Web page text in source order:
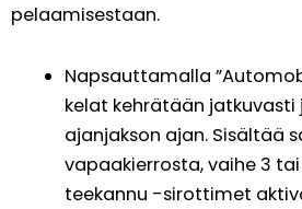
pelaamisestaan.
Napsauttamalla
kelat kehrätään jatkuvasti
ajanjakson ajan. Sisältää
vapaakierrosta, vaihe 3
teekannu -sirottimet